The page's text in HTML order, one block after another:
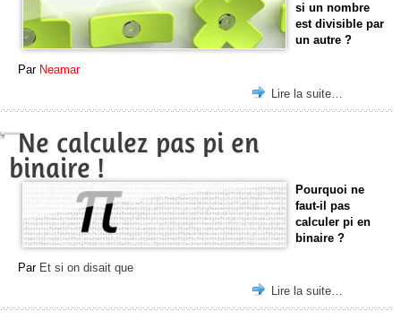
si un nombre
est divisible par
un autre ?
Par Neamar
Lire la suite…
Ne calculez pas pi en
binaire !
Pourquoi ne
faut-il pas
calculer pi en
binaire ?
Par Et si on disait que
Lire la suite…